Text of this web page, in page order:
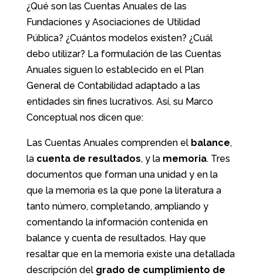
c
e
b
o
o
k
itt
er
ai
l
m
p
ar
tir
¿Qué son las Cuentas Anuales de las
Fundaciones y Asociaciones de Utilidad
Pública? ¿Cuántos modelos existen? ¿Cuál
debo utilizar? La formulación de las Cuentas
Anuales siguen lo establecido en el Plan
General de Contabilidad adaptado a las
entidades sin fines lucrativos. Así, su Marco
Conceptual nos dicen que:
Las Cuentas Anuales comprenden el balance,
la cuenta de resultados, y la memoria. Tres
documentos que forman una unidad y en la
que la memoria es la que pone la literatura a
tanto número, completando, ampliando y
comentando la información contenida en
balance y cuenta de resultados. Hay que
resaltar que en la memoria existe una detallada
descripción del grado de cumplimiento de